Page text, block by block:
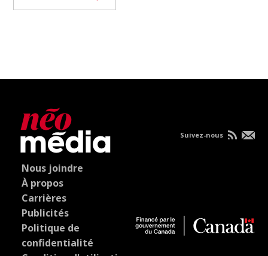
Nous joindre
À propos
Carrières
Publicités
Politique de
confidentialité
Suivez-nous